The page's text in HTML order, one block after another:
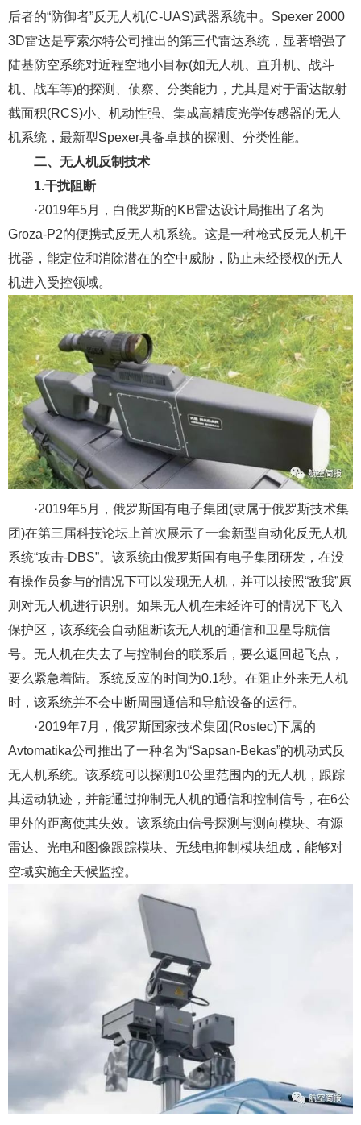
后者的“防御者”反无人机(C-UAS)武器系统中。Spexer 2000
3D雷达是亨索尔特公司推出的第三代雷达系统，显著增强了
陆基防空系统对近程空地小目标(如无人机、直升机、战斗
机、战车等)的探测、侦察、分类能力，尤其是对于雷达散射
截面积(RCS)小、机动性强、集成高精度光学传感器的无人
机系统，最新型Spexer具备卓越的探测、分类性能。
二、无人机反制技术
1.干扰阻断
·2019年5月，白俄罗斯的KB雷达设计局推出了名为
Groza-P2的便携式反无人机系统。这是一种枪式反无人机干
扰器，能定位和消除潜在的空中威胁，防止未经授权的无人
机进入受控领域。
·2019年5月，俄罗斯国有电子集团(隶属于俄罗斯技术集
团)在第三届科技论坛上首次展示了一套新型自动化反无人机
系统“攻击-DBS”。该系统由俄罗斯国有电子集团研发，在没
有操作员参与的情况下可以发现无人机，并可以按照“敌我”原
则对无人机进行识别。如果无人机在未经许可的情况下飞入
保护区，该系统会自动阻断该无人机的通信和卫星导航信
号。无人机在失去了与控制台的联系后，要么返回起飞点，
要么紧急着陆。系统反应的时间为0.1秒。在阻止外来无人机
时，该系统并不会中断周围通信和导航设备的运行。
·2019年7月，俄罗斯国家技术集团(Rostec)下属的
Avtomatika公司推出了一种名为“Sapsan-Bekas”的机动式反
无人机系统。该系统可以探测10公里范围内的无人机，跟踪
其运动轨迹，并能通过抑制无人机的通信和控制信号，在6公
里外的距离使其失效。该系统由信号探测与测向模块、有源
雷达、光电和图像跟踪模块、无线电抑制模块组成，能够对
空域实施全天候监控。